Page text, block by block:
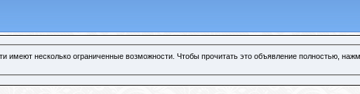
несколько ограниченные возможности. Чтобы прочитать это объявление полностью,